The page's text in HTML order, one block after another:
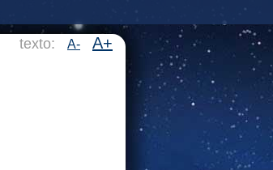
texto: A- A+